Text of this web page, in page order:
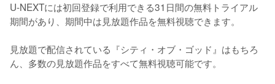
U-NEXTには初回登録で利用できる31日間の無料トライアル
期間があり、期間中は見放題作品を無料視聴できます。
見放題で配信されている『シティ・オブ・ゴッド』はもちろ
ん、多数の見放題作品をすべて無料視聴可能です。